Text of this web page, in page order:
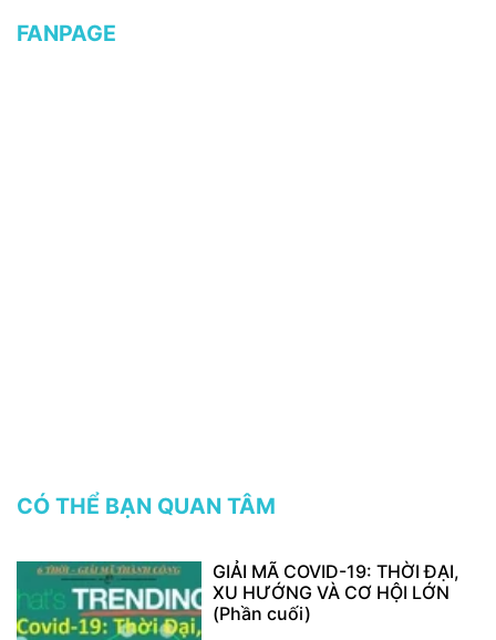
FANPAGE
CÓ THỂ BẠN QUAN TÂM
GIẢI MÃ COVID-19: THỜI ĐẠI,
XU HƯỚNG VÀ CƠ HỘI LỚN
(Phần cuối)